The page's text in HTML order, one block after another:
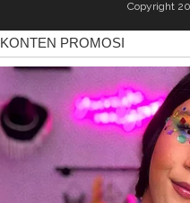
Copyright